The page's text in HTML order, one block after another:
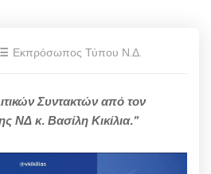
Εκπρόσωπος Τύπου Ν.Δ.
Συντακτών από τον
κ. Βασίλη Κικίλια.”